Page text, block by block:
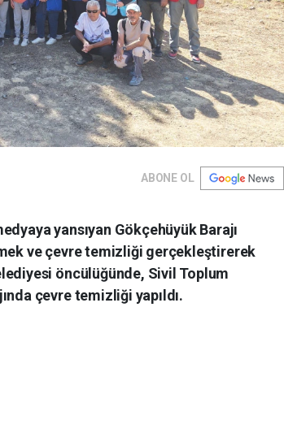
ABONE OL
yansıyan Gökçehüyük Barajı
ve çevre temizliği gerçekleştirerek
öncülüğünde, Sivil Toplum
çevre temizliği yapıldı.